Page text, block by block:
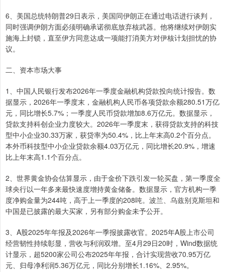
6、美国总统特朗普29日表示，美国同伊朗正在通过电话进行谈判，
同时强调伊朗方面必须明确承诺彻底放弃核武器。他将继续对伊朗实
施海上封锁，直至伊方同意达成一项能打消美方对伊核计划担忧的协
议。
二、资本市场大事
1、中国人民银行发布2026年一季度金融机构贷款投向统计报告。数
据显示，2026年一季度末，金融机构人民币各项贷款余额280.51万亿
元，同比增长5.7%；一季度人民币贷款增加8.6万亿元。数据显示，
贷款支持科创企业力度较大。2026年一季度末，获得贷款支持的科技
型中小企业30.33万家，获贷率为50.4%，比上年末高0.2个百分点。
本外币科技型中小企业贷款余额4.03万亿元，同比增长20.9%，增速
比上年末高1.1个百分点。
2、世界黄金协会估算显示，由于金价下跌引发一轮买盘，第一季度全
球央行以一年多来最快速度增持黄金储备。数据显示，官方机构一季
度净购金量为244吨，高于上一季度的208吨。波兰、乌兹别克斯坦和
中国是已披露的最大买家，另有部分购金未予公开。
3、A股2025年年报及2026年一季报披露收官。2025年A股上市公司
经营韧性持续彰显，营收与利润双增。至4月29日20时，Wind数据统
计显示，超5200家公司公布2025年年报，合计实现营收70.95万亿
元、归母净利润5.36万亿元，同比分别增长1.16%、2.95%。